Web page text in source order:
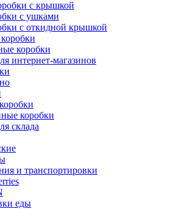
с ушками
с откидной крышкой
коробки
интернет-магазинов
коробки
склада
и транспортировки
еды